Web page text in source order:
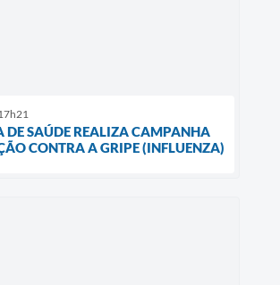
DE SAÚDE REALIZA CAMPANHA
CONTRA A GRIPE (INFLUENZA)